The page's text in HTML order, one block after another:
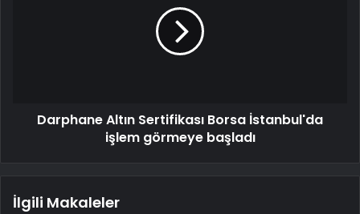
Darphane Altın Sertifikası Borsa İstanbul'da
işlem görmeye başladı
İlgili Makaleler